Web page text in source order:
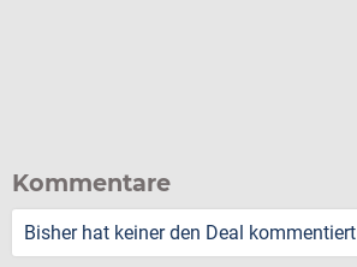
Kommentare
Bisher hat keiner den Deal kommentiert